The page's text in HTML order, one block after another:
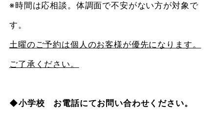
※時間は応相談。体調面で不安がない方が対象で
す。
土曜のご予約は個人のお客様が優先になります。
ご了承ください。
◆小学校 お電話にてお問い合わせください。